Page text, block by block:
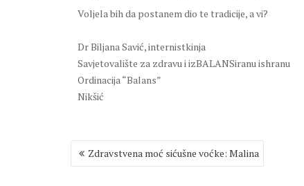
Voljela bih da postanem dio te tradicije, a vi?
Dr Biljana Savić, internistkinja
Savjetovalište za zdravu i izBALANSiranu ishranu
Ordinacija “Balans”
Nikšić
Post
navigation
Zdravstvena moć sićušne voćke: Malina